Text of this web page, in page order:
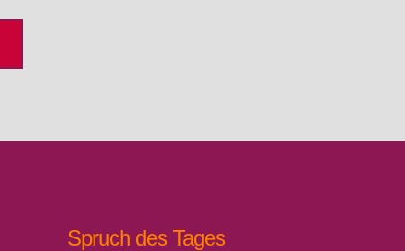
Spruch des Tages